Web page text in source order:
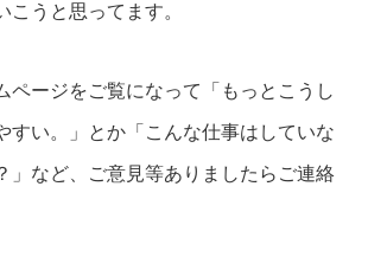
こうと思ってます。
ページをご覧になって「もっとこうし
すい。」とか「こんな仕事はしていな
」など、ご意見等ありましたらご連絡